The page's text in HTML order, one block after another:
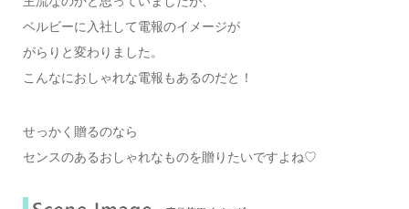
ベルビーに入社して電報のイメージが
がらりと変わりました。
こんなにおしゃれな電報もあるのだと！
せっかく贈るのなら
センスのあるおしゃれなものを贈りたいですよね♡